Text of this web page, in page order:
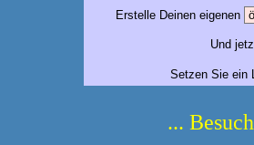
Erstelle Deinen eigenen
Und
Setzen Sie ein
...